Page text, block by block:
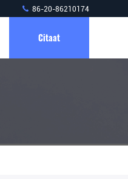
86-20-86210174
Citaat